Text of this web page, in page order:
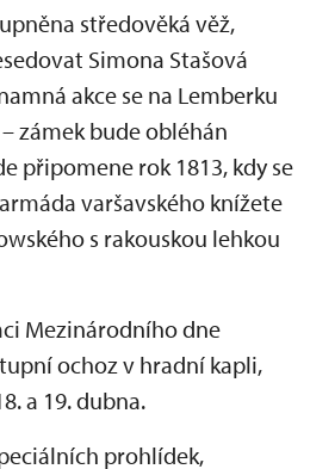
středověká věž,
Simona Stašová
akce se na Lemberku
zámek bude obléhán
připomene rok 1813, kdy se
varšavského knížete
s rakouskou lehkou
Mezinárodního dne
ochoz v hradní kapli,
a 19. dubna.
prohlídek,